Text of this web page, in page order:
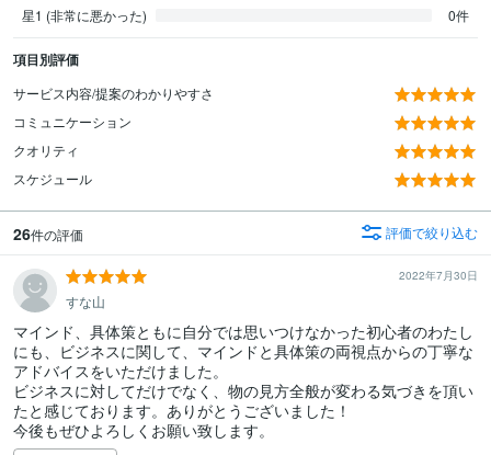
星1 (非常に悪かった)
0件
項目別評価
サービス内容/提案のわかりやすさ
コミュニケーション
クオリティ
スケジュール
26件の評価 評価で絞り込む
2022年7月30日
すな山
マインド、具体策ともに自分では思いつけなかった初心者のわたし
にも、ビジネスに関して、マインドと具体策の両視点からの丁寧な
アドバイスをいただけました。
ビジネスに対してだけでなく、物の見方全般が変わる気づきを頂い
たと感じております。ありがとうございました！
今後もぜひよろしくお願い致します。